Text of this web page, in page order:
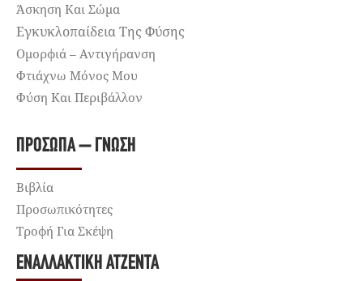
Άσκηση Και Σώμα
Εγκυκλοπαίδεια Της Φύσης
Ομορφιά – Αντιγήρανση
Φτιάχνω Μόνος Μου
Φύση Και Περιβάλλον
ΠΡΌΣΩΠΑ – ΓΝΏΣΗ
Βιβλία
Προσωπικότητες
Τροφή Για Σκέψη
ΕΝΑΛΛΑΚΤΙΚΉ ΑΤΖΈΝΤΑ